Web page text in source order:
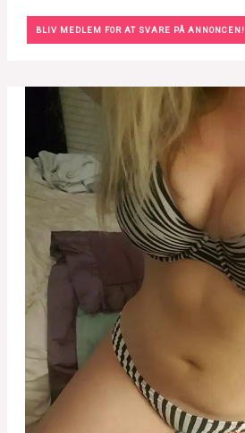
BLIV MEDLEM FOR AT SVARE PÅ ANNONCEN!